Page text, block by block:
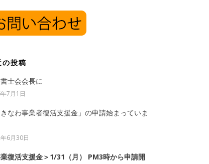
の投稿
士会会長に
7月1日
きなわ事業者復活支援金」の申請始まっていま
6月30日
業復活支援金＞1/31（月） PM3時から申請開